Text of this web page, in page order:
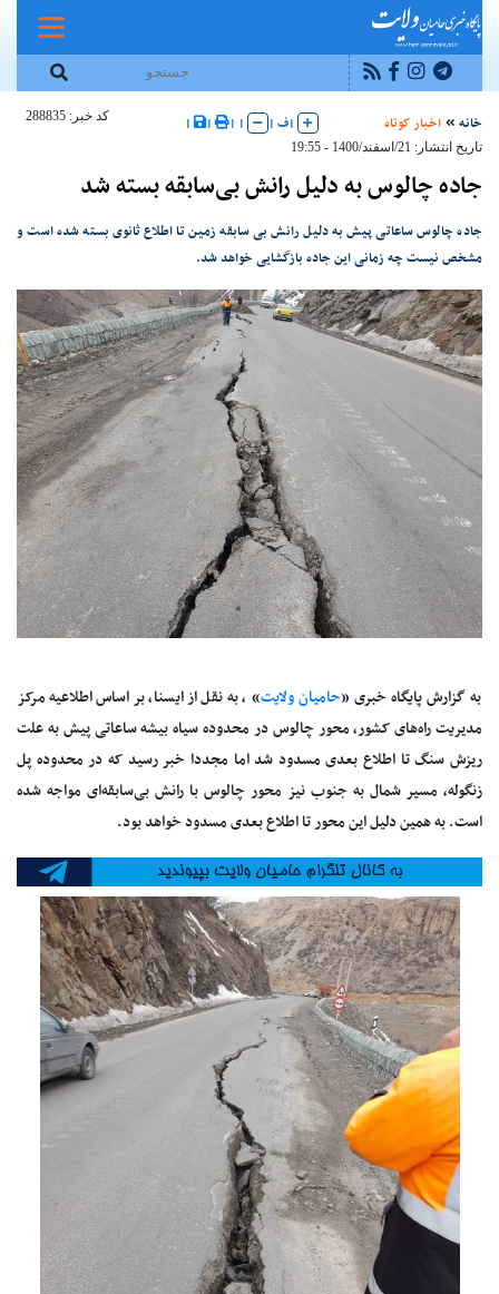
خانه اخبار کوتاه |ف |
|
|
|
|
کد خبر: 288835
تاریخ انتشار: 21/اسفند/1400 - 19:55
جاده چالوس به دلیل رانش بی‌سابقه بسته شد
جاده چالوس ساعاتی پیش به دلیل رانش بی سابقه زمین تا اطلاع ثانوی بسته شده است و
مشخص نیست چه زمانی این جاده بازگشایی خواهد شد.
به گزارش پایگاه خبری «حامیان ولایت» ، به نقل از ایسنا، بر اساس اطلاعیه مرکز
مدیریت راه‌های کشور، محور چالوس در محدوده سیاه بیشه ساعاتی پیش به علت
ریزش سنگ تا اطلاع بعدی مسدود شد اما مجددا خبر رسید که در محدوده پل
زنگوله، مسیر شمال به جنوب نیز محور چالوس با رانش بی‌سابقه‌ای مواجه شده
است. به همین دلیل این محور تا اطلاع بعدی مسدود خواهد بود.